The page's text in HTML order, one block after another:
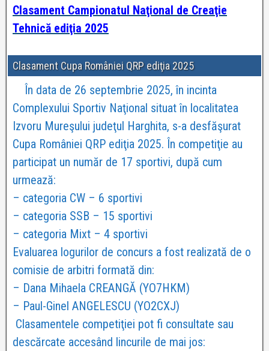
Clasament Campionatul Naţional de Creaţie
Tehnică ediţia 2025
Clasament Cupa României QRP ediţia 2025
În data de 26 septembrie 2025, în incinta
Complexului Sportiv Naţional situat în localitatea
Izvoru Mureşului judeţul Harghita, s-a desfăşurat
Cupa României QRP ediţia 2025. În competiţie au
participat un număr de 17 sportivi, după cum
urmează:
– categoria CW – 6 sportivi
– categoria SSB – 15 sportivi
– categoria Mixt – 4 sportivi
Evaluarea logurilor de concurs a fost realizată de o
comisie de arbitri formată din:
– Dana Mihaela CREANGĂ (YO7HKM)
– Paul-Ginel ANGELESCU (YO2CXJ)
Clasamentele competiţiei pot fi consultate sau
descărcate accesând lincurile de mai jos: